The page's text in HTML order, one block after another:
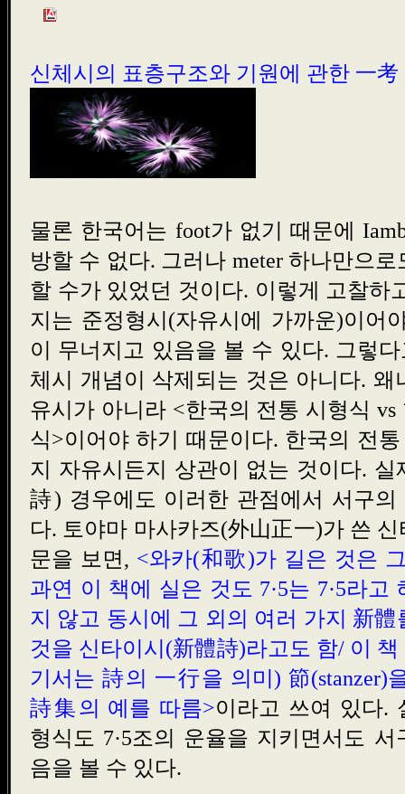
신체시의 표층구조와 기원에 관한 一考
물론 한국어는 foot가 없기 때문에
방할 수 없다. 그러나 meter 하나만으
할 수가 있었던 것이다. 이렇게 고찰하
지는 준정형시(자유시에 가까운)이어
이 무너지고 있음을 볼 수 있다. 그렇
체시 개념이 삭제되는 것은 아니다.
유시가 아니라 <한국의 전통 시형식
식>이어야 하기 때문이다. 한국의 전
지 자유시든지 상관이 없는 것이다.
詩) 경우에도 이러한 관점에서 서구
다. 토야마 마사카즈(外山正一)가 쓴
문을 보면, <와카(和歌)가 길은 것은
과연 이 책에 실은 것도 7·5는 7·5라
지 않고 동시에 그 외의 여러 가지 新
것을 신타이시(新體詩)라고도 함/ 이 책
기서는 詩의 一行을 의미) 節(stanzer)
詩集의 예를 따름>이라고 쓰여 있다.
형식도 7·5조의 운율을 지키면서도
음을 볼 수 있다.